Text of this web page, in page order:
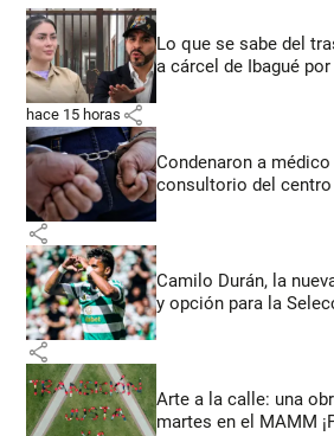
Lo que se sabe del
a cárcel de Ibagué
hace 15 horas share
Condenaron a
consultorio del
share
Camilo Durán, la
y opción para la
share
Arte a la calle: una
martes en el MAMM